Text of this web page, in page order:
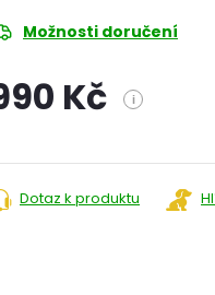
Možnosti doručení
Kč i
Dotaz k produktu